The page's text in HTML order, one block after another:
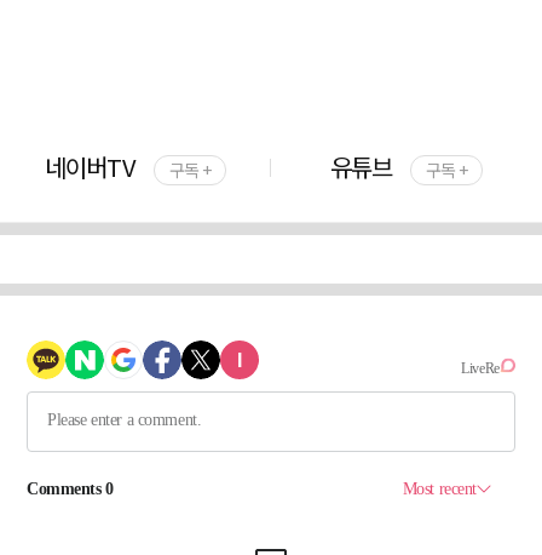
네이버TV 구독 + 유튜브 구독 +